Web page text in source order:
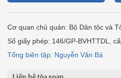
Cơ quan chủ quản: Bộ Dân tộc và
Số giấy phép: 146/GP-BVHTTDL,
Tổng biên tập: Nguyễn Văn Bá